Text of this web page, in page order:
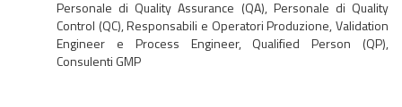
Personale di Quality Assurance (QA), Personale di Quality
Control (QC), Responsabili e Operatori Produzione, Validation
Engineer e Process Engineer, Qualified Person (QP),
Consulenti GMP